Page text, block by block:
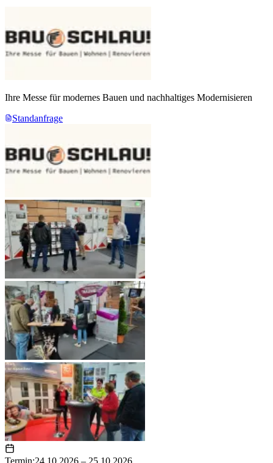
Ihre Messe für modernes Bauen und nachhaltiges Modernisieren
Standanfrage
Termin:24.10.2026 – 25.10.2026